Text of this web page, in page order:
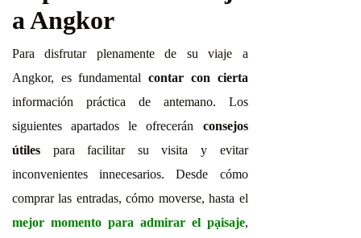
a Angkor
Para disfrutar plenamente de su viaje a
Angkor, es fundamentalcontar con cierta
información práctica de antemano. Los
siguientes apartados le ofrecerán consejos
útiles para facilitar su visita y evitar
inconvenientes innecesarios. Desde cómo
comprar las entradas, cómo moverse, hasta el
mejor momento para admirar el pạisaje,